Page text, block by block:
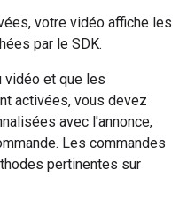
votre vidéo affiche les
par le SDK.
vidéo et que les
activées, vous devez
avec l'annonce,
Les commandes
pertinentes sur